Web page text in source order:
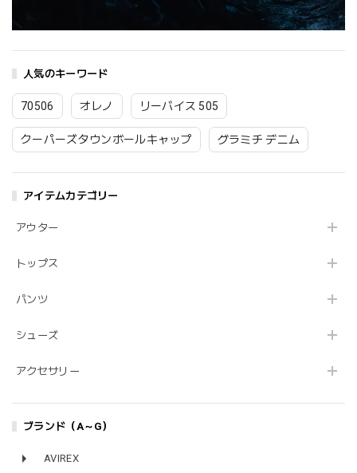
人気のキーワード
70506 オレノ リーバイス 505
クーパーズタウンボールキャップ グラミチ デニム
アイテムカテゴリー
アウター
トップス
パンツ
シューズ
アクセサリー
ブランド（A～G）
AVIREX